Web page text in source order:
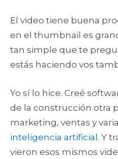
El video tiene buena
en el thumbnail es
tan simple que te
estás haciendo vos
Yo sí lo hice. Creé
de la construcción otra
marketing, ventas y
inteligencia artificial. Y
vieron esos mismos